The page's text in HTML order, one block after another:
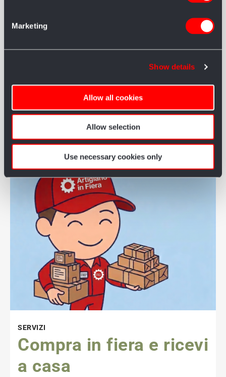
Marketing
Show details
Allow all cookies
Allow selection
Use necessary cookies only
PRENOTAZIONE DI CARROZZINE MANUALI O MOBILITY
Puoi contattare Mobility Center per il noleggio di scooter
SERVIZI
Compra in fiera e ricevi
a casa